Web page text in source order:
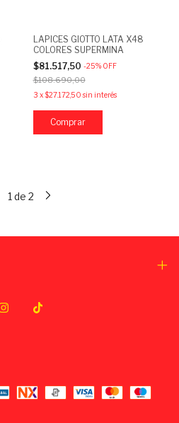
LAPICES GIOTTO LATA X48
COLORES SUPERMINA
$81.517,50 -25% OFF
$108.690,00
3 x$27.172,50 sin interés
1 de 2